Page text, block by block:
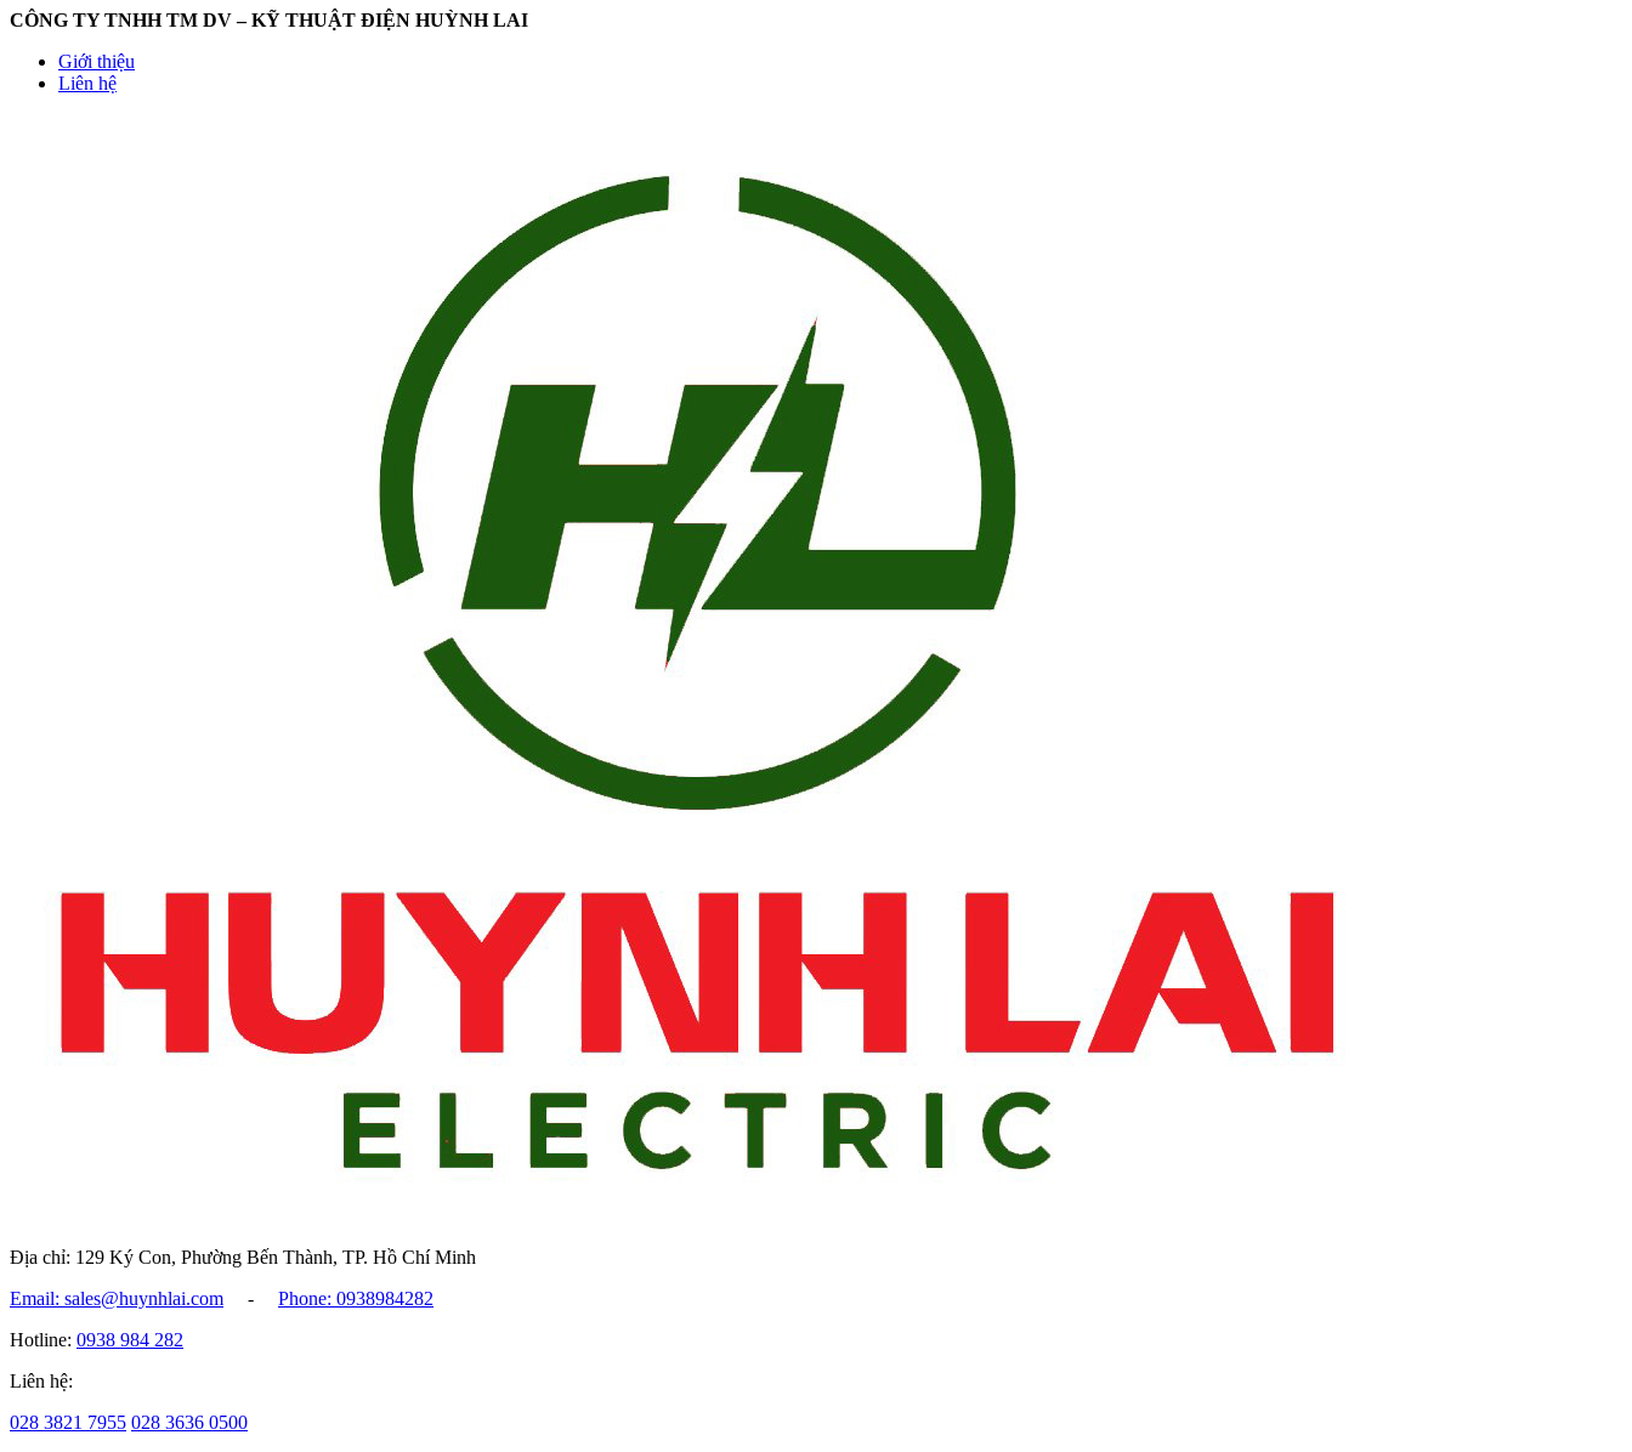
CÔNG TY TNHH TM DV – KỸ THUẬT ĐIỆN HUỲNH LAI
Giới thiệu
Liên hệ
Địa chỉ: 129 Ký Con, Phường Bến Thành, TP. Hồ Chí Minh
Email: sales@huynhlai.com
-
Phone: 0938984282
Hotline: 0938 984 282
Liên hệ:
028 3821 7955 028 3636 0500